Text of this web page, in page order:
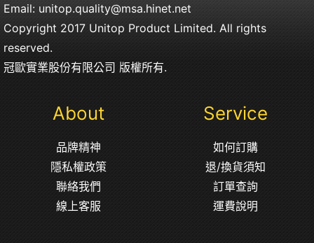
Email: unitop.quality@msa.hinet.net
Copyright 2017 Unitop Product Limited. All rights
reserved.
冠歐實業股份有限公司 版權所有.
About
品牌精神
隱私權政策
聯絡我們
線上客服
Service
如何訂購
退/換貨須知
訂單查詢
運費說明